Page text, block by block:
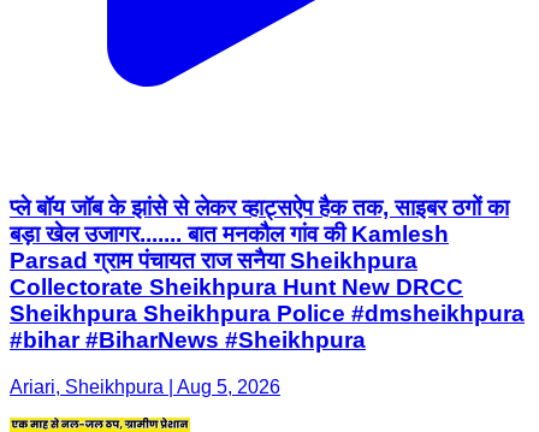
प्ले बॉय जॉब के झांसे से लेकर व्हाट्सऐप हैक तक, साइबर ठगों का
बड़ा खेल उजागर....... बात मनकौल गांव की Kamlesh
Parsad ग्राम पंचायत राज सनैया Sheikhpura
Collectorate Sheikhpura Hunt New DRCC
Sheikhpura Sheikhpura Police #dmsheikhpura
#bihar #BiharNews #Sheikhpura
Ariari, Sheikhpura | Aug 5, 2026